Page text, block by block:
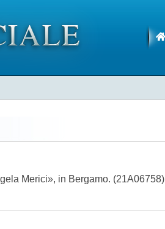
Merici», in Bergamo. (21A06758)